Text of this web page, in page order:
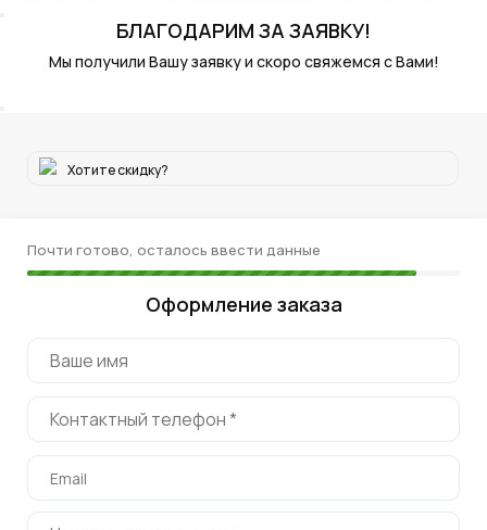
БЛАГОДАРИМ ЗА ЗАЯВКУ!
Мы получили Вашу заявку и скоро свяжемся с Вами!
Хотите скидку?
Почти готово, осталось ввести данные
Оформление заказа